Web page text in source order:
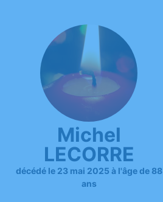
Michel
LECORRE
décédé le 23 mai 2025 à l'âge de 88
ans